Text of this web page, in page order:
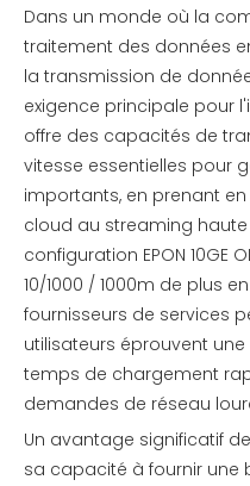
Dans un monde où la
traitement des données
la transmission de
exigence principale pour
offre des capacités de
vitesse essentielles pour
importants, en prenant
cloud au streaming haute
configuration EPON 10GE
10/1000 / 1000m de plus
fournisseurs de services
utilisateurs éprouvent
temps de chargement
demandes de réseau
Un avantage significatif
sa capacité à fournir une